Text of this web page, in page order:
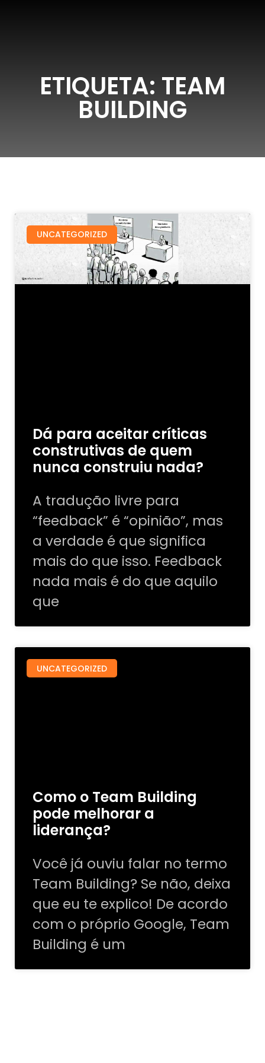
ETIQUETA: TEAM
BUILDING
UNCATEGORIZED
Dá para aceitar críticas
construtivas de quem
nunca construiu nada?
A tradução livre para
“feedback” é “opinião”, mas
a verdade é que significa
mais do que isso. Feedback
nada mais é do que aquilo
que
UNCATEGORIZED
Como o Team Building
pode melhorar a
liderança?
Você já ouviu falar no termo
Team Building? Se não, deixa
que eu te explico! De acordo
com o próprio Google, Team
Building é um